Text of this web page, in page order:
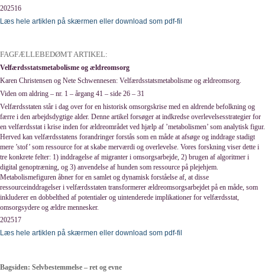
202516
Læs hele artiklen på skærmen eller download som pdf-fil
FAGFÆLLEBEDØMT ARTIKEL:
Velfærdsstatsmetabolisme og ældreomsorg
Karen Christensen og Nete Schwennesen: Velfærdsstatsmetabolisme og ældreomsorg.
Viden om aldring – nr. 1 – årgang 41 – side 26 – 31
Velfærdsstaten står i dag over for en historisk omsorgskrise med en aldrende befolkning og
færre i den arbejdsdygtige alder. Denne artikel forsøger at indkredse overlevelsesstrategier for
en velfærdsstat i krise inden for ældreområdet ved hjælp af ’metabolismen’ som analytisk figur.
Herved kan velfærdsstatens forandringer forstås som en måde at afsøge og inddrage stadigt
mere ’stof’ som ressource for at skabe merværdi og overlevelse. Vores forskning viser dette i
tre konkrete felter: 1) inddragelse af migranter i omsorgsarbejde, 2) brugen af algoritmer i
digital genoptræning, og 3) anvendelse af hunden som ressource på plejehjem.
Metabolismefiguren åbner for en samlet og dynamisk forståelse af, at disse
ressourceinddragelser i velfærdsstaten transformerer ældreomsorgsarbejdet på en måde, som
inkluderer en dobbelthed af potentialer og uintenderede implikationer for velfærdsstat,
omsorgsydere og ældre mennesker.
202517
Læs hele artiklen på skærmen eller download som pdf-fil
Bagsiden: Selvbestemmelse – ret og evne